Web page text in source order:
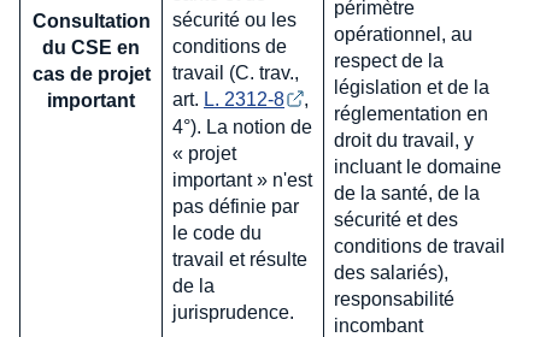
Consultation
du CSE en
cas de projet
important
sécurité ou les
conditions de
travail (C. trav.,
art. L. 2312-8
,
4°). La notion de
« projet
important » n'est
pas définie par
le code du
travail et résulte
de la
jurisprudence.
périmètre
opérationnel, au
respect de la
législation et de la
réglementation en
droit du travail, y
incluant le domaine
de la santé, de la
sécurité et des
conditions de travail
des salariés),
responsabilité
incombant